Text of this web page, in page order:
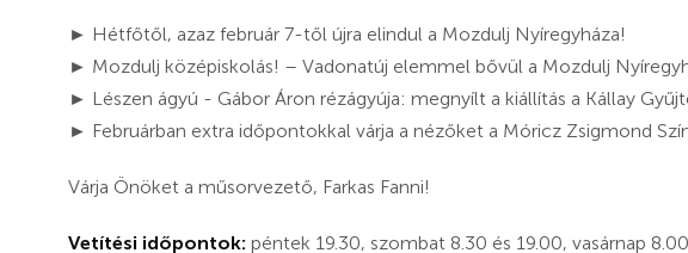
► Hétfőtől, azaz február 7-től újra elindul a Mozdulj Nyíregyháza!
► Mozdulj középiskolás! – Vadonatúj elemmel bővül a Mozdulj
► Lészen ágyú - Gábor Áron rézágyúja: megnyílt a kiállítás a Kállay
► Februárban extra időpontokkal várja a nézőket a Móricz Zsigmond
Várja Önöket a műsorvezető, Farkas Fanni!
Vetítési időpontok: péntek 19.30, szombat 8.30 és 19.00, vasárnap